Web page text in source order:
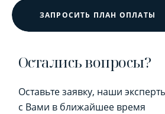
ЗАПРОСИТЬ ПЛАН ОПЛАТЫ
Остались вопросы?
Оставьте заявку, наши
с Вами в ближайшее время